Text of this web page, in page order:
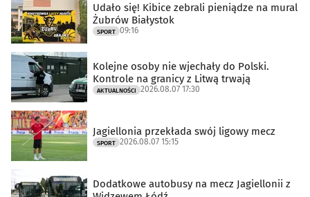
Udało się! Kibice zebrali pieniądze na mural
Żubrów Białystok
SPORT 09:16
Kolejne osoby nie wjechały do Polski.
Kontrole na granicy z Litwą trwają
AKTUALNOŚCI 2026.08.07 17:30
Jagiellonia przekłada swój ligowy mecz
SPORT 2026.08.07 15:15
Dodatkowe autobusy na mecz Jagiellonii z